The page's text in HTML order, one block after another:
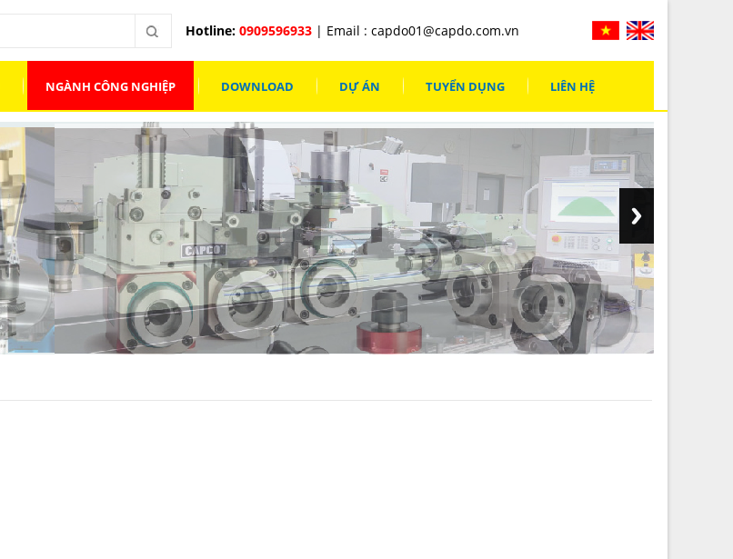
Hotline:0909596933 | Email :capdo01@capdo.com.vn
NGÀNH CÔNG NGHIỆP DOWNLOAD DỰ ÁN TUYỂN DỤNG LIÊN HỆ